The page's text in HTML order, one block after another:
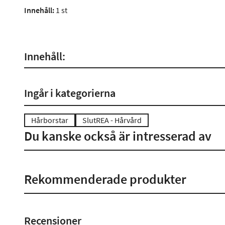
Innehåll: 1 st
Innehåll:
Ingår i kategorierna
Hårborstar SlutREA - Hårvård
Du kanske också är intresserad av
Rekommenderade produkter
Recensioner